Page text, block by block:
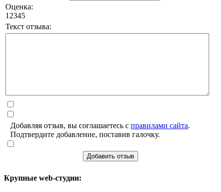
Оценка:
1 2345
Текст отзыва:
Добавляя отзыв, вы соглашаетесь с правилами сайта.
Подтвердите добавление, поставив галочку.
Добавить отзыв
Крупные web-студии: